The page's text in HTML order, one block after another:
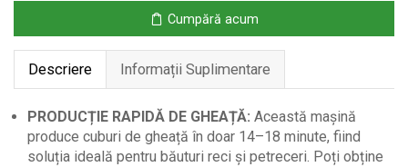
în
24
de
Ore,
Neagră
Cumpără acum
Descriere Informații Suplimentare
PRODUCȚIE RAPIDĂ DE GHEAȚĂ: Această mașină
produce cuburi de gheață în doar 14–18 minute, fiind
soluția ideală pentru băuturi reci și petreceri. Poți obține